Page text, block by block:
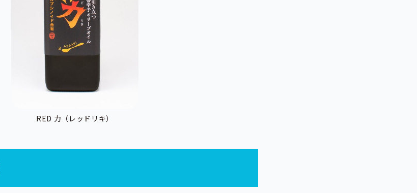
RED 力（レッドリキ）